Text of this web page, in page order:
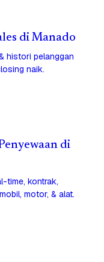
di Manado
histori pelanggan
naik.
di
time, kontrak,
motor, & alat.